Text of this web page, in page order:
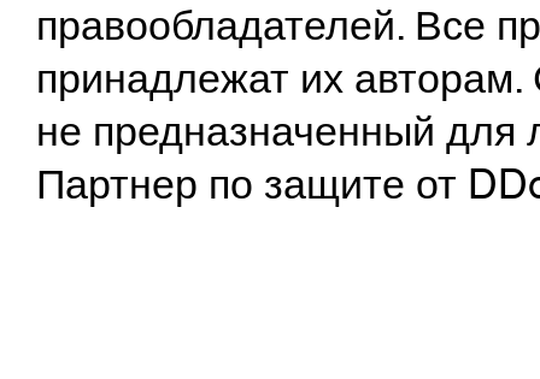
правообладателей. Все
принадлежат их
не предназначенный
Партнер по защите от